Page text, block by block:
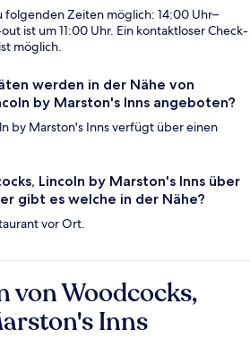
folgenden Zeiten möglich: 14:00 Uhr–
ist um 11:00 Uhr. Ein kontaktloser Check-
möglich.
werden in der Nähe von
by Marston's Inns angeboten?
by Marston's Inns verfügt über einen
Lincoln by Marston's Inns über
gibt es welche in der Nähe?
vor Ort.
von Woodcocks,
Inns